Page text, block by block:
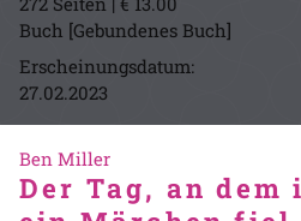
Buch [Gebundenes Buch]
Erscheinungsdatum:
27.02.2023
Ben Miller
Der Tag, an dem